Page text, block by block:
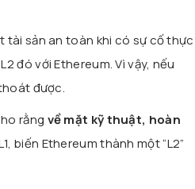
tài sản an toàn khi có sự cố thực
đó với Ethereum. Vì vậy, nếu
được.
rằng về mặt kỹ thuật, hoàn
biến Ethereum thành một “L2”